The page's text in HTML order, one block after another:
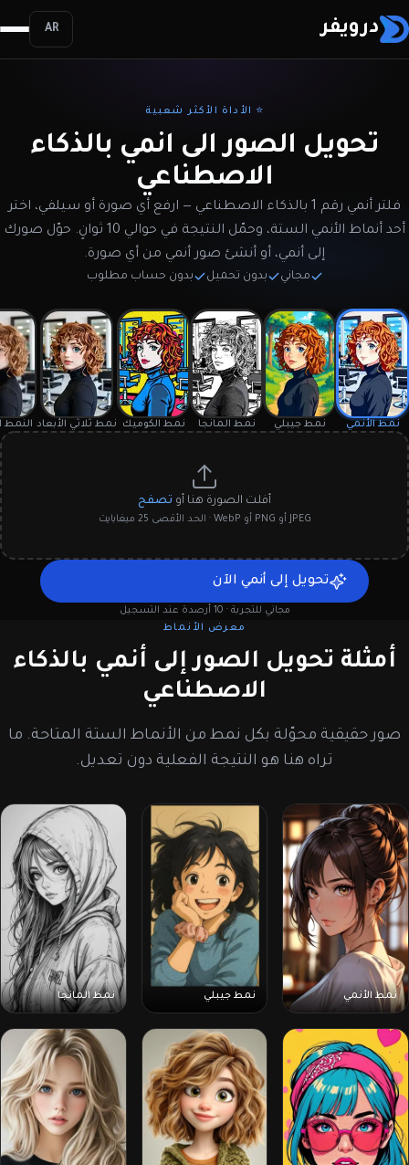
درويفر AR
⭐ الأداة الأكثر شعبية
تحويل الصور الى انمي بالذكاء
الاصطناعي
فلتر أنمي رقم 1 بالذكاء الاصطناعي — ارفع أي صورة أو سيلفي، اختر
أحد أنماط الأنمي الستة، وحمّل النتيجة في حوالي 10 ثوانٍ. حوّل صورك
إلى أنمي، أو أنشئ صور أنمي من أي صورة.
مجاني بدون تحميل بدون حساب مطلوب
نمط الأنمي نمط جيبلي نمط المانجا نمط الكوميك نمط ثلاثي الأبعاد النمط
أفلت الصورة هنا أو تصفح
JPEG أو PNG أو WebP · الحد الأقصى 25 ميغابايت
تحويل إلى أنمي الآن
مجاني للتجربة · 10 أرصدة عند التسجيل
معرض الأنماط
أمثلة تحويل الصور إلى أنمي بالذكاء
الاصطناعي
صور حقيقية محوّلة بكل نمط من الأنماط الستة المتاحة. ما
تراه هنا هو النتيجة الفعلية دون تعديل.
نمط الأنمي نمط جيبلي نمط المانجا